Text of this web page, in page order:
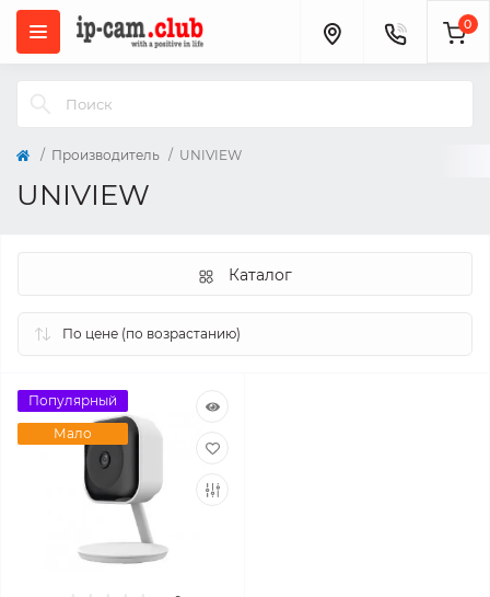
0
Производитель UNIVIEW
UNIVIEW
Каталог
Популярный
Мало